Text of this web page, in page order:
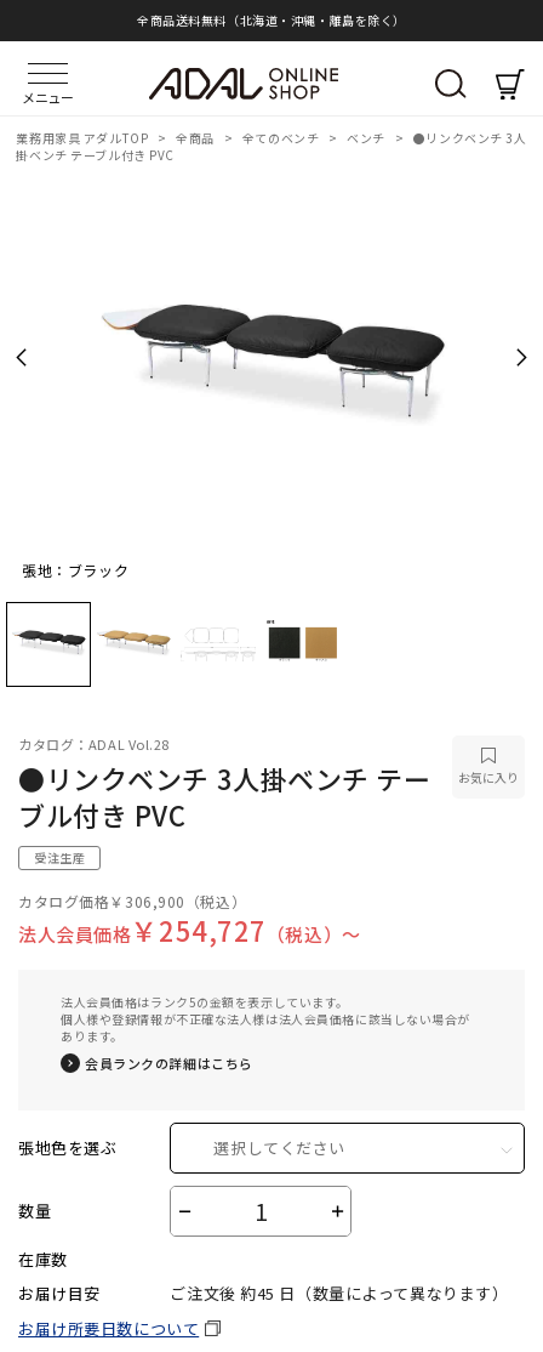
全商品送料無料（北海道・沖縄・離島を除く）
メニュー
業務用家具 アダルTOP > 全商品 > 全てのベンチ > ベンチ > ●リンクベンチ 3人
掛ベンチ テーブル付き PVC
張地：ブラック
張地：ブラック
カタログ：ADAL Vol.28
●リンクベンチ 3人掛ベンチ テー
ブル付き PVC
お気に入り
受注生産
カタログ価格￥306,900 （税込）
法人会員価格￥254,727 （税込）〜
法人会員価格はランク5の金額を表示しています。
個人様や登録情報が不正確な法人様は法人会員価格に該当しない場合が
あります。
会員ランクの詳細はこちら
張地色を選ぶ 選択してください
数量 － ＋
在庫数
お届け目安
ご注文後 約45 日（数量によって異なります）
お届け所要日数について